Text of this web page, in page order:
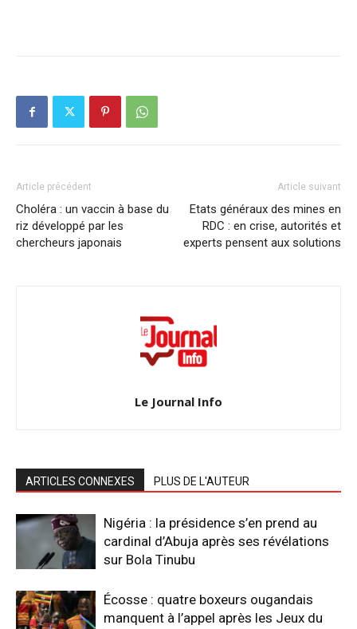
Article précédent
Choléra : un vaccin à base du
riz développé par les
chercheurs japonais
Article suivant
Etats généraux des mines en
RDC : en crise, autorités et
experts pensent aux solutions
Le Journal Info
ARTICLES CONNEXES PLUS DE L'AUTEUR
Nigéria : la présidence s’en prend au
cardinal d’Abuja après ses révélations
sur Bola Tinubu
Écosse : quatre boxeurs ougandais
manquent à l’appel après les Jeux du